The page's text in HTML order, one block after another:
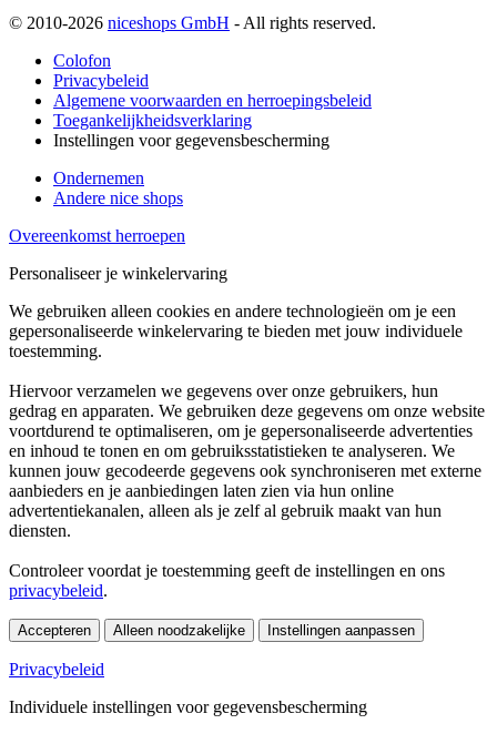
© 2010-2026 niceshops GmbH - All rights reserved.
Colofon
Privacybeleid
Algemene voorwaarden en herroepingsbeleid
Toegankelijkheidsverklaring
Instellingen voor gegevensbescherming
Ondernemen
Andere nice shops
Overeenkomst herroepen
Personaliseer je winkelervaring
We gebruiken alleen cookies en andere technologieën om je een
gepersonaliseerde winkelervaring te bieden met jouw individuele
toestemming.
Hiervoor verzamelen we gegevens over onze gebruikers, hun
gedrag en apparaten. We gebruiken deze gegevens om onze website
voortdurend te optimaliseren, om je gepersonaliseerde advertenties
en inhoud te tonen en om gebruiksstatistieken te analyseren. We
kunnen jouw gecodeerde gegevens ook synchroniseren met externe
aanbieders en je aanbiedingen laten zien via hun online
advertentiekanalen, alleen als je zelf al gebruik maakt van hun
diensten.
Controleer voordat je toestemming geeft de instellingen en ons
privacybeleid.
Accepteren Alleen noodzakelijke Instellingen aanpassen
Privacybeleid
Individuele instellingen voor gegevensbescherming